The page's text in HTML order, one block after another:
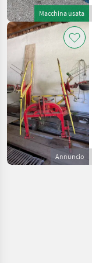
Mangimi
Voltafieno
Galfre
SCEGLI
CATEGORIA
Galfre
Pöttinger
Krone
Macchina usata
Annuncio